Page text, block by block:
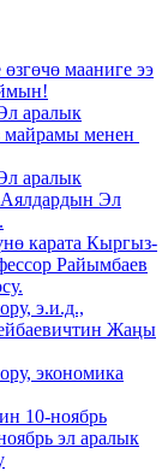
мааниге ээ
аралык
майрамы менен
аралык
Эл
карата Кыргыз-
Райымбаев
э.и.д.,
Жаңы
экономика
10-ноябрь
эл аралык